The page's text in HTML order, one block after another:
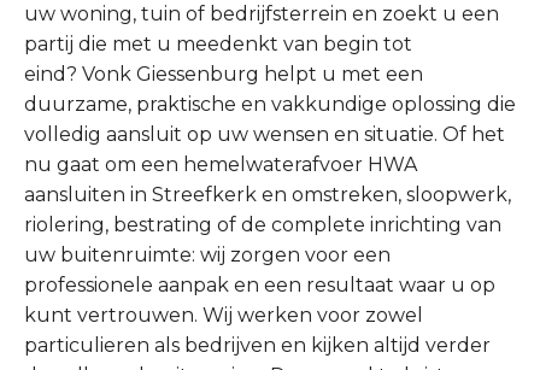
uw woning, tuin of bedrijfsterrein en zoekt u een
partij die met u meedenkt van begin tot
eind? Vonk Giessenburg helpt u met een
duurzame, praktische en vakkundige oplossing die
volledig aansluit op uw wensen en situatie. Of het
nu gaat om een hemelwaterafvoer HWA
aansluiten in Streefkerk en omstreken, sloopwerk,
riolering, bestrating of de complete inrichting van
uw buitenruimte: wij zorgen voor een
professionele aanpak en een resultaat waar u op
kunt vertrouwen. Wij werken voor zowel
particulieren als bedrijven en kijken altijd verder